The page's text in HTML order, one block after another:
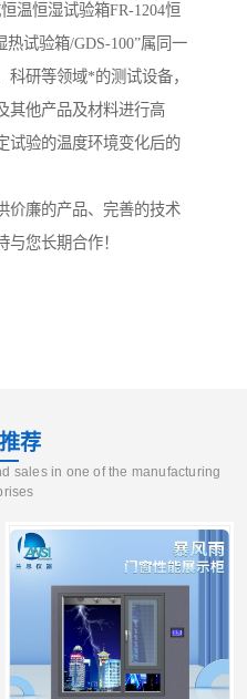
温恒湿试验箱FR-1204恒
试验箱/GDS-100”属同一
研等领域*的测试设备，
其他产品及材料进行高
试验的温度环境变化后的
价廉的产品、完善的技术
您长期合作！
荐
sales in one of the manufacturing